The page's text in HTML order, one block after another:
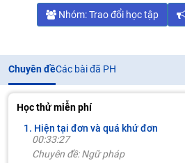
Nhóm: Trao đổi học tập
Chuyên đềCác bài đã PH
Học thử miễn phí
1. Hiện tại đơn và quá khứ đơn
00:33:27
Chuyên đề: Ngữ pháp